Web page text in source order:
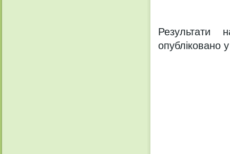
Результати
опубліковано